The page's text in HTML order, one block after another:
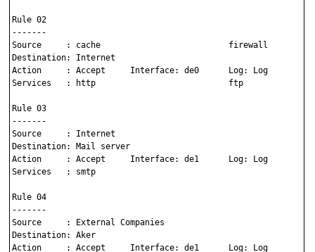
Rule 02
-------
Source     : cache                          firewall
Destination: Internet
Action     : Accept     Interface: de0      Log: Log
Services   : http                           ftp
Rule 03
-------
Source     : Internet
Destination: Mail server
Action     : Accept     Interface: de1      Log: Log
Services   : smtp
Rule 04
-------
Source     : External Companies
Destination: Aker
Action     : Accept     Interface: de1      Log: Log